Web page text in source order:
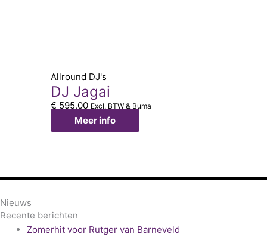
Allround DJ's
DJ Jagai
€ 595,00 Excl. BTW & Buma
Meer info
Nieuws
Recente berichten
Zomerhit voor Rutger van Barneveld